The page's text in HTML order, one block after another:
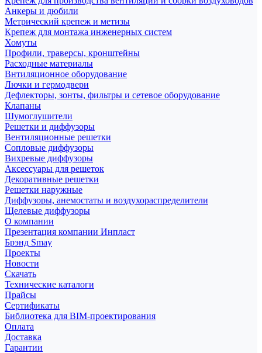
Анкеры и дюбили
Метрический крепеж и метизы
Крепеж для монтажа инженерных систем
Хомуты
Профили, траверсы, кронштейны
Расходные материалы
Внтиляционное оборудование
Лючки и гермодвери
Дефлекторы, зонты, фильтры и сетевое оборудование
Клапаны
Шумоглушители
Решетки и диффузоры
Вентиляционные решетки
Сопловые диффузоры
Вихревые диффузоры
Аксессуары для решеток
Декоративные решетки
Решетки наружные
Диффузоры, анемостаты и воздухораспределители
Щелевые диффузоры
О компании
Презентация компании Инпласт
Брэнд Smay
Проекты
Новости
Скачать
Технические каталоги
Прайсы
Сертификаты
Библиотека для BIM-проектирования
Оплата
Доставка
Гарантии